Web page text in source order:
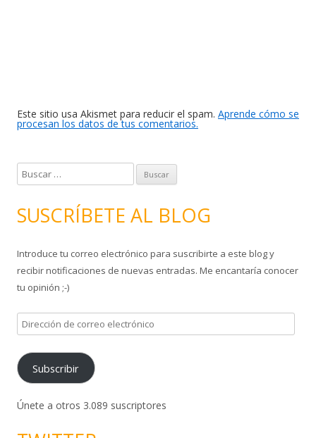
Este sitio usa Akismet para reducir el spam. Aprende cómo se
procesan los datos de tus comentarios.
u
c
r
:
SUSCRÍBETE AL BLOG
Introduce tu correo electrónico para suscribirte a este blog y
recibir notificaciones de nuevas entradas. Me encantaría conocer
tu opinión ;-)
i
e
c
Subscribir
Únete a otros 3.089 suscriptores